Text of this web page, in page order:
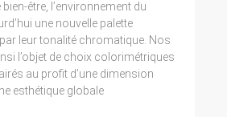
être, l’environnement du
une nouvelle palette
leur tonalité chromatique. Nos
l’objet de choix colorimétriques
au profit d’une dimension
esthétique globale